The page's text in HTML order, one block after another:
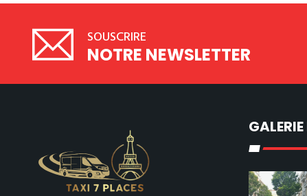
SOUSCRIRE
NOTRE NEWSLETTER